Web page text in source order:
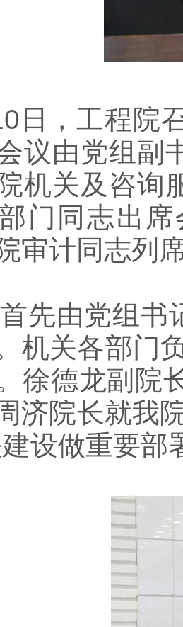
，工程院
议由党组副
机关及咨询
门同志出
审计同志列
先由党组书
机关各部门
徐德龙副院
济院长就我
设做重要部